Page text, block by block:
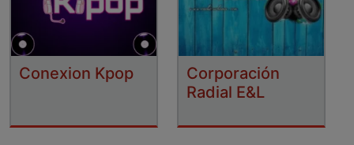
Conexion Kpop
Corporación
Radial E&L